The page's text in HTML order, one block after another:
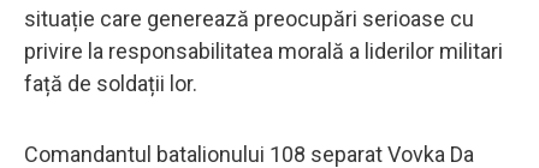
situație care generează preocupări serioase cu
privire la responsabilitatea morală a liderilor militari
față de soldații lor.
Comandantul batalionului 108 separat Vovka Da